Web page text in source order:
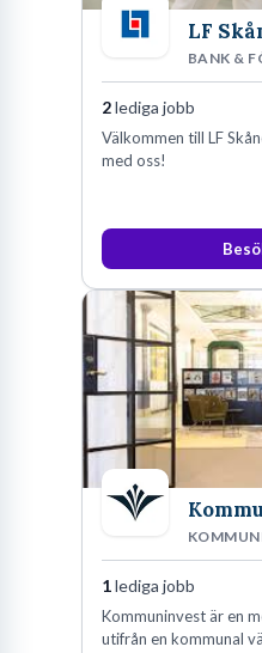
LF
BANK &
2lediga jobb
Välkommen till LF
med oss!
1lediga jobb
Kommuninvest är en
utifrån en kommunal